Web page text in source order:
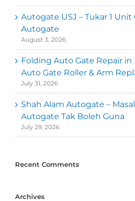
Autogate USJ – Tukar 1 Unit
Autogate
August 3, 2026
Folding Auto Gate Repair in
Auto Gate Roller & Arm
July 31, 2026
Shah Alam Autogate –
Autogate Tak Boleh Guna
July 29, 2026
Recent Comments
Archives